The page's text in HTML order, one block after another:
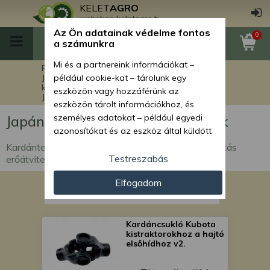
KELETAGRO
webshop.keletagro.hu
0
Főoldal
Kistraktor alkatrészek
Japán kistraktor kardántengelyek,
kardánkihajtás és alkatrészei
Japán kistraktor kardántengelyek
Japán kistraktor kardántengelyek
Kardántengelyek japán kistraktorokhoz az első hajtás
erőátviteléhez
Kardáncsukló Kubota
kistraktorokhoz a hajtó
elsőhídhoz v2.
Az Ön adatainak védelme fontos
a számunkra
Mi és a partnereink információkat –
például cookie-kat – tárolunk egy
eszközön vagy hozzáférünk az
eszközön tárolt információkhoz, és
személyes adatokat – például egyedi
azonosítókat és az eszköz által küldött
személyre szabott hirdetések és
tartalom nyújtásához, hirdetés- és
tartalomméréshez, nézettségi adatok
gyűjtéséhez, valamint termékek
javításához. Az Ön engedélyével mi és a
partnereink eszközleolvasásos
módszerrel szerzett pontos geolokációs
adatokat és azonosítási információkat
Testreszabás
Elfogadom